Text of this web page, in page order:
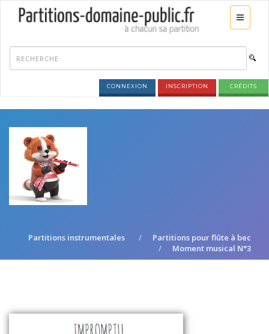
CONNEXION INSCRIPTION CRÉDITS
Partitions instrumentales
Partitions pour flûte à bec
Moment musical N°3